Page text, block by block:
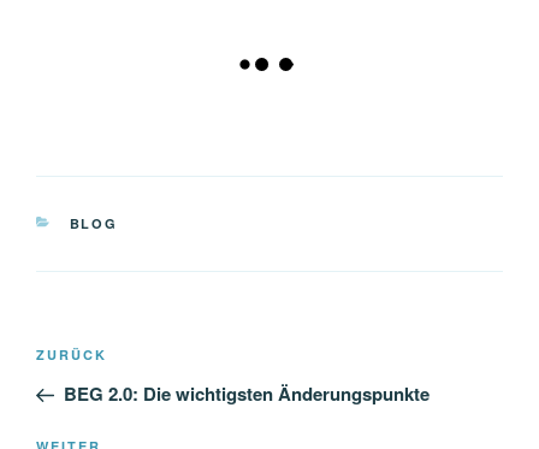
KATEGORIEN
BLOG
Beitragsnavigation
Vorheriger
Beitrag
ZURÜCK
BEG 2.0: Die wichtigsten Änderungspunkte